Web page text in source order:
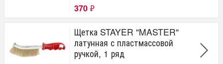
370 ₽
Щетка STAYER "MASTER"
латунная с пластмассовой
ручкой, 1 ряд